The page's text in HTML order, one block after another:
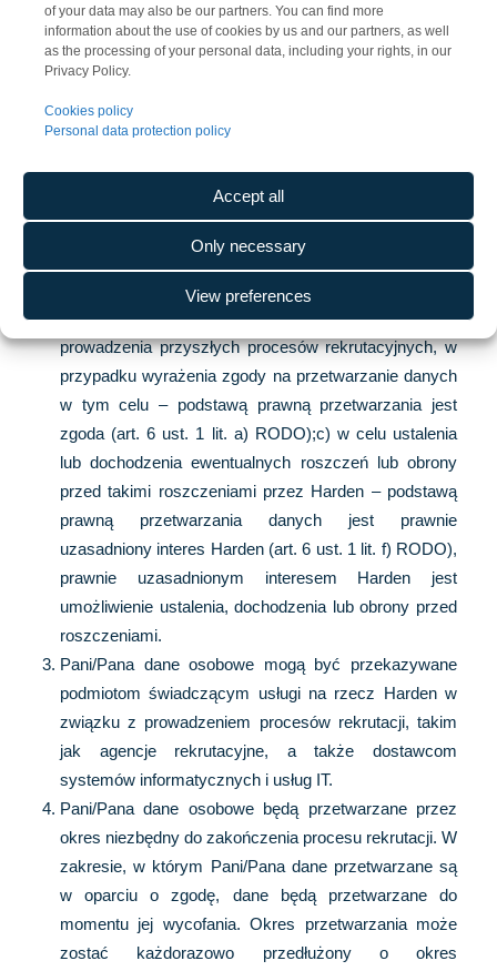
of your data may also be our partners. You can find more
information about the use of cookies by us and our partners, as well
as the processing of your personal data, including your rights, in our
Privacy Policy.
Cookies policy
Personal data protection policy
Accept all
Only necessary
View preferences
Administratorem poprzez adres e-
mail:rekrutacja@harden-construction.com, a także
Pani/Pana dane osobowe zawarte w aplikacji o pracę
rekrutacji – podstawą prawną przetwarzania danych
zawartych w dokumentach aplikacyjnych jest prawnie
RODO); prawnie uzasadnionym interesem jest
przeprowadzenie procesu rekrutacji i wyłonienie osoby
do zawarcia umowy o współpracę;b) dla celów
prowadzenia przyszłych procesów rekrutacyjnych, w
przypadku wyrażenia zgody na przetwarzanie danych
w tym celu – podstawą prawną przetwarzania jest
zgoda (art. 6 ust. 1 lit. a) RODO);c) w celu ustalenia
lub dochodzenia ewentualnych roszczeń lub obrony
przed takimi roszczeniami przez Harden – podstawą
prawną przetwarzania danych jest prawnie
uzasadniony interes Harden (art. 6 ust. 1 lit. f) RODO),
prawnie uzasadnionym interesem Harden jest
umożliwienie ustalenia, dochodzenia lub obrony przed
roszczeniami.
Pani/Pana dane osobowe mogą być przekazywane
podmiotom świadczącym usługi na rzecz Harden w
związku z prowadzeniem procesów rekrutacji, takim
jak agencje rekrutacyjne, a także dostawcom
systemów informatycznych i usług IT.
Pani/Pana dane osobowe będą przetwarzane przez
okres niezbędny do zakończenia procesu rekrutacji. W
zakresie, w którym Pani/Pana dane przetwarzane są
w oparciu o zgodę, dane będą przetwarzane do
momentu jej wycofania. Okres przetwarzania może
zostać każdorazowo przedłużony o okres